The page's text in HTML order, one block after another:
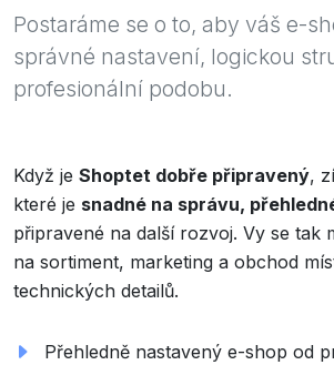
Postaráme se o to, aby váš e-
správné nastavení, logickou
profesionální podobu.
Když je Shoptet dobře připravený,
které je snadné na správu,
připravené na další rozvoj. Vy se tak
na sortiment, marketing a obchod
technických detailů.
Přehledně nastavený e-shop od